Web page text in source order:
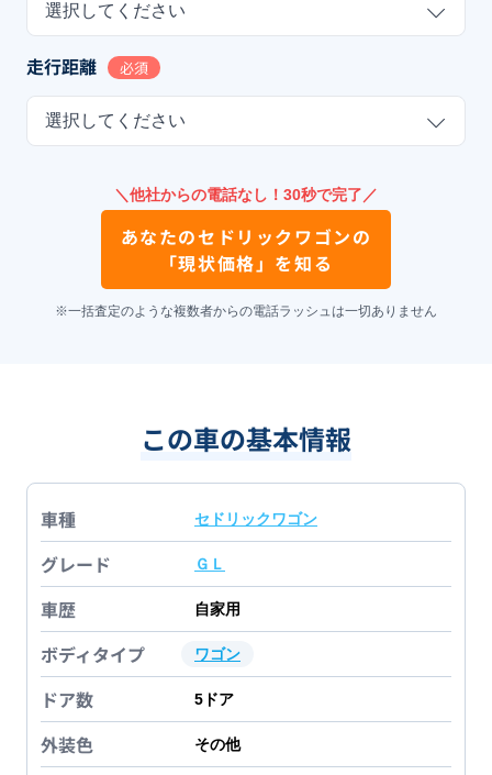
選択してください
走行距離 必須
選択してください
＼他社からの電話なし！30秒で完了／
あなたのセドリックワゴンの
「現状価格」を知る
※一括査定のような複数者からの電話ラッシュは一切ありません
この車の基本情報
車種 セドリックワゴン
グレード ＧＬ
車歴 自家用
ボディタイプ ワゴン
ドア数 5 ドア
外装色 その他